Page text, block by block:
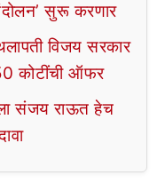
सुरू करणार
विजय सरकार
कोटींची ऑफर
संजय राऊत हेच